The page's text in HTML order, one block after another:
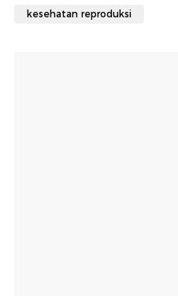
kesehatan reproduksi